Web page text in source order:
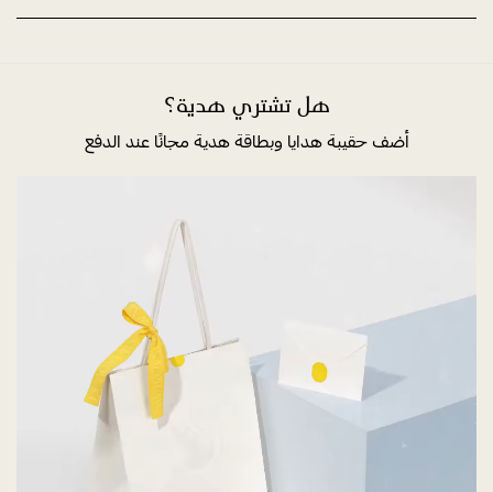
هل تشتري هدية؟
أضف حقيبة هدايا وبطاقة هدية مجانًا عند الدفع